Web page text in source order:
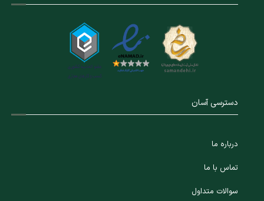
دسترسی آسان
درباره ما
تماس با ما
سوالات متداول